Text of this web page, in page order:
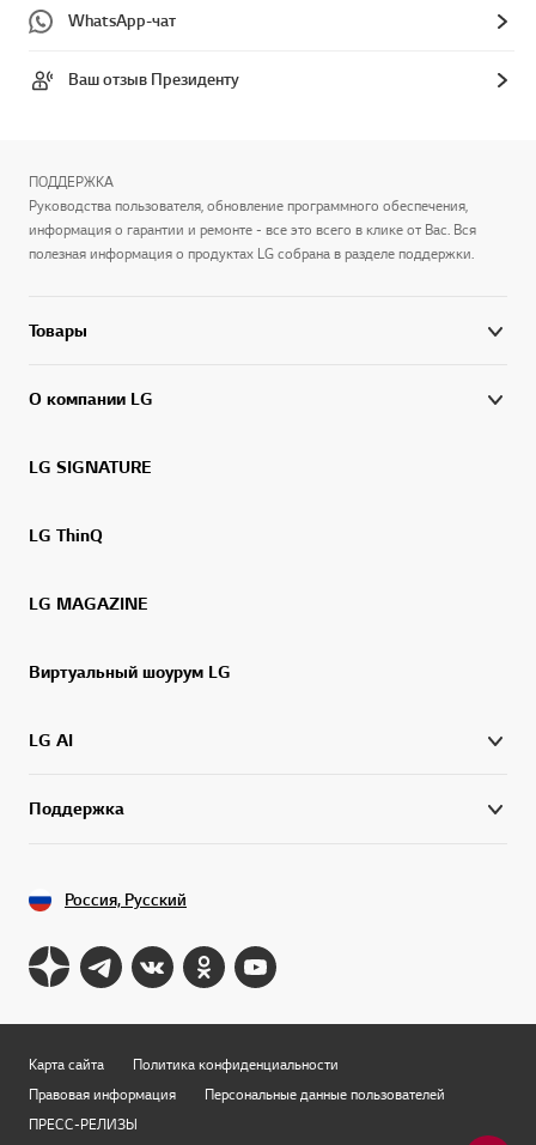
WhatsApp-чат
Ваш отзыв Президенту
ПОДДЕРЖКА
Руководства пользователя, обновление программного обеспечения,
информация о гарантии и ремонте - все это всего в клике от Вас. Вся
полезная информация о продуктах LG собрана в разделе поддержки.
Товары
О компании LG
LG SIGNATURE
LG ThinQ
LG MAGAZINE
Виртуальный шоурум LG
LG AI
Поддержка
Россия, Русский
Карта сайта
Политика конфиденциальности
Правовая информация
Персональные данные пользователей
ПРЕСС-РЕЛИЗЫ